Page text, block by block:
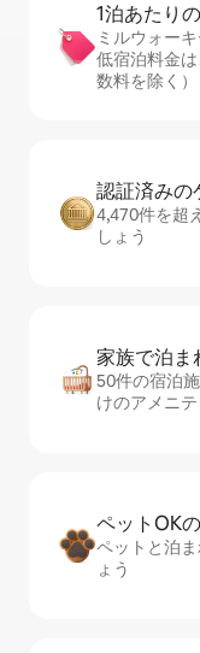
1泊あたり
ミルウォー
低宿泊料金
数料を除く）
認証済みの
4,470件を超
しょう
家族で泊ま
50件の宿泊
けのアメニ
ペットOK
ペットと泊
ょう